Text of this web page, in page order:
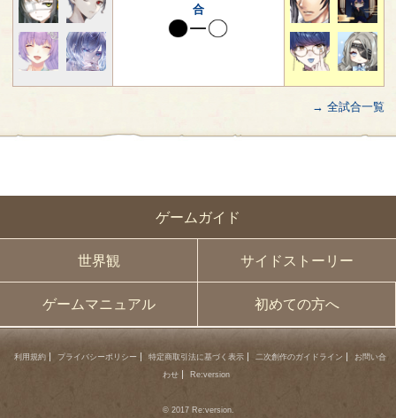
ゲームガイド
世界観 サイドストーリー
ゲームマニュアル 初めての方へ
合
→ 全試合一覧
利用規約 プライバシーポリシー 特定商取引法に基づく表示 二次創作のガイドライン
お問い合
わせ
Re:version
© 2017 Re:version.